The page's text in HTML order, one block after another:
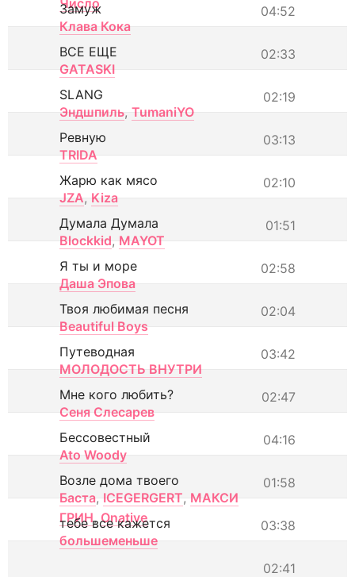
Число
04:52
Замуж
Клава Кока
02:33
ВСЕ ЕЩЕ
GATASKI
02:19
SLANG
Эндшпиль, TumaniYO
03:13
Ревную
TRIDA
02:10
Жарю как мясо
JZA, Kiza
01:51
Думала Думала
Blockkid, MAYOT
02:58
Я ты и море
Даша Эпова
02:04
Твоя любимая песня
Beautiful Boys
03:42
Путеводная
МОЛОДОСТЬ ВНУТРИ
02:47
Мне кого любить?
Сеня Слесарев
04:16
Бессовестный
Ato Woody
01:58
Возле дома твоего
Баста, ICEGERGERT, МАКСИ
ГРИН, Onative 03:38
тебе все кажется
большеменьше
02:41